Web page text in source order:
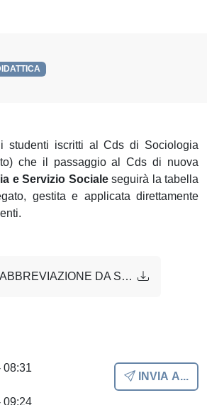
studenti iscritti al Cds di Sociologia
che il passaggio al Cds di nuova
e Servizio Socialeseguirà la tabella
gestita e applicata direttamente
TABELLA ABBREVIAZIONE DA SOC a SOCSS 2.pdf
08:31
09:24
INVIA A...